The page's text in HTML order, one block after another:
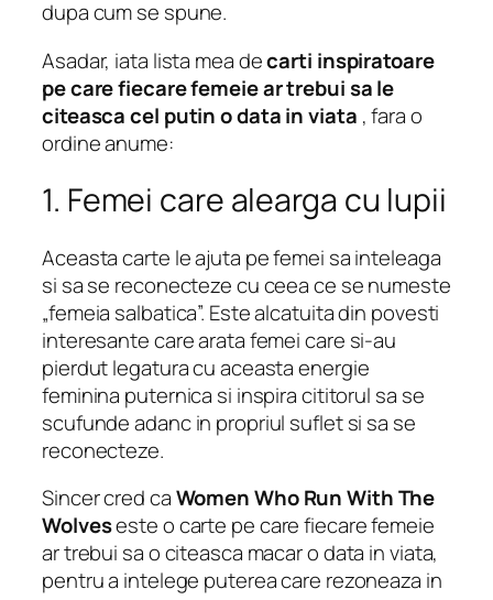
dupa cum se spune.
Asadar, iata lista mea decarti inspiratoare
pe care fiecare femeie ar trebui sa le
citeasca cel putin o data in viata , fara o
ordine anume:
1. Femei care alearga cu lupii
Aceasta carte le ajuta pe femei sa inteleaga
si sa se reconecteze cu ceea ce se numeste
„femeia salbatica”. Este alcatuita din povesti
interesante care arata femei care si-au
pierdut legatura cu aceasta energie
feminina puternica si inspira cititorul sa se
scufunde adanc in propriul suflet si sa se
reconecteze.
Sincer cred caWomen Who Run With The
Wolveseste o carte pe care fiecare femeie
ar trebui sa o citeasca macar o data in viata,
pentru a intelege puterea care rezoneaza in